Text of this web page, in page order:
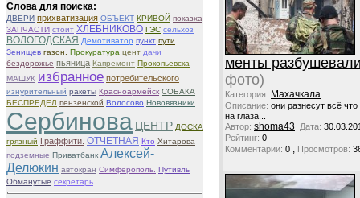
Слова для поиска:
ДВЕРИ прихватизация ОБЪЕКТ КРИВОЙ показха
ЗАПЧАСТИ стоит ХЛЕБНИКОВО ГЭС сельхоз
ВОЛОГОДСКАЯ Демотиватор пункт пути
Зенищев газон. Прокуратура цент дачи
бездорожье пьяница Капремонт Прокопьевска
МАШУК избранное потребительского
изнурительный ракеты Красноармейск СОБАКА
БЕСПРЕДЕЛ пензенской Волосово Нововязники
Сербинова ЦЕНТР ДОСКА
грязный Граффити. ОТЧЕТНАЯ Кто Хитарова
подземные Приватбанк Алексей-
Делюкин автокран Симферополь. Путивль
Обманутые секретарь
менты
фото)
Категория: Махачкала
Описание: они разнесут всё
на глаза...
Автор: shoma43 Дата:
Рейтинг: 0
Комментарии: 0 , Просмотров: